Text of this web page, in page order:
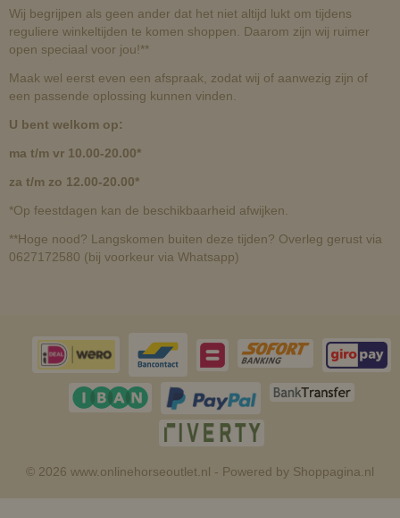
Wij begrijpen als geen ander dat het niet altijd lukt om tijdens
reguliere winkeltijden te komen shoppen. Daarom zijn wij ruimer
open speciaal voor jou!**
Maak wel eerst even een afspraak, zodat wij of aanwezig zijn of
een passende oplossing kunnen vinden.
U bent welkom op:
ma t/m vr 10.00-20.00*
za t/m zo 12.00-20.00*
*Op feestdagen kan de beschikbaarheid afwijken.
**Hoge nood? Langskomen buiten deze tijden? Overleg gerust via
0627172580 (bij voorkeur via Whatsapp)
© 2026 www.onlinehorseoutlet.nl - Powered by Shoppagina.nl